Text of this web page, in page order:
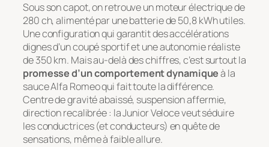
Sous son capot, on retrouve un moteur électrique de
280 ch, alimenté par une batterie de 50,8 kWh utiles.
Une configuration qui garantit des accélérations
dignes d’un coupé sportif et une autonomie réaliste
de 350 km. Mais au-delà des chiffres, c’est surtout la
promesse d’un comportement dynamiqueà la
sauce Alfa Romeo qui fait toute la différence.
Centre de gravité abaissé, suspension affermie,
direction recalibrée : la Junior Veloce veut séduire
les conductrices (et conducteurs) en quête de
sensations, même à faible allure.